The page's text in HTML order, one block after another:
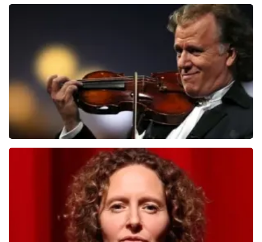
BESTEL NU
Andre Rieu
laatste 30 minuten
BESTEL NU